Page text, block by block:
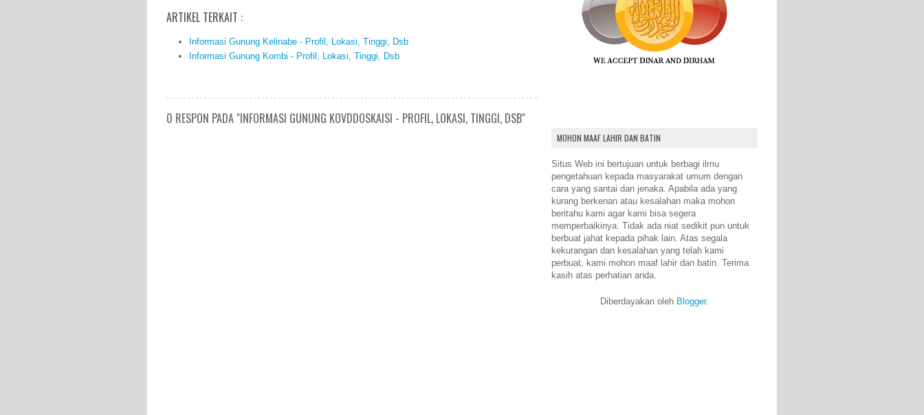
ARTIKEL TERKAIT :
Informasi Gunung Kelinabe - Profil, Lokasi, Tinggi, Dsb
Informasi Gunung Kombi - Profil, Lokasi, Tinggi, Dsb
0 RESPON PADA "INFORMASI GUNUNG KOVDDOSKAISI - PROFIL, LOKASI, TINGGI, DSB"
MOHON MAAF LAHIR DAN BATIN
Situs Web ini bertujuan untuk berbagi ilmu
pengetahuan kepada masyarakat umum dengan
cara yang santai dan jenaka. Apabila ada yang
kurang berkenan atau kesalahan maka mohon
beritahu kami agar kami bisa segera
memperbaikinya. Tidak ada niat sedikit pun untuk
berbuat jahat kepada pihak lain. Atas segala
kekurangan dan kesalahan yang telah kami
perbuat, kami mohon maaf lahir dan batin. Terima
kasih atas perhatian anda.
Diberdayakan oleh Blogger.